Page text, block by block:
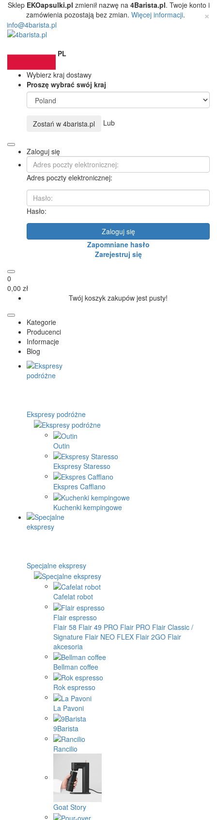
Sklep EKOapsulki.pl zmienił nazwę na 4Barista.pl. Twoje konto i
zamówienia pozostają bez zmian. Więcej informacji. ×
info@4barista.pl
PL
Wybierz kraj dostawy
Proszę wybrać swój kraj
Zostań w 4barista.pl Lub
Zaloguj się
Adres poczty elektronicznej:
Hasło:
Zaloguj się
Zapomniane hasło
Zarejestruj się
0
0,00 zł
Twój koszyk zakupów jest pusty!
Kategorie
Producenci
Informacje
Blog
Ekspresy podróżne
Outin
Ekspresy Staresso
Ekspres Cafflano
Kuchenki kempingowe
Specjalne ekspresy
Cafelat robot
Flair espresso
Flair 58 Flair 49 PRO Flair PRO Flair Classic /
Signature Flair NEO FLEX Flair 2GO Flair
akcesoria
Bellman coffee
Rok espresso
La Pavoni
9Barista
Rancilio
Goat Story